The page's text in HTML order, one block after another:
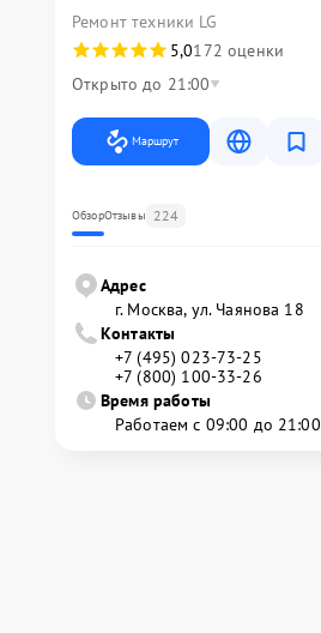
Ремонт техники LG
5,0172 оценки
Открыто до 21:00
Маршрут
ОбзорОтзывы 224
Адрес
г. Москва, ул. Чаянова 18
Контакты
+7 (495) 023-73-25
+7 (800) 100-33-26
Время работы
Работаем с 09:00 до 21:00